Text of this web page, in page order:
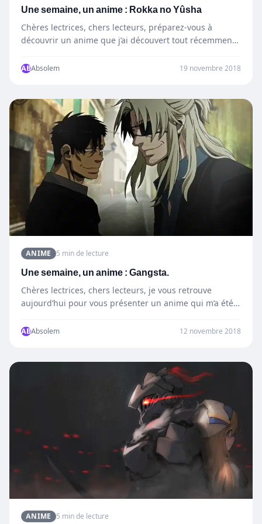
Une semaine, un anime : Rokka no Yûsha
Chères lectrices, chers lecteurs, préparez-vous à
découvrir un anime que j’ai découvert tout récemment :
ABAbsolem 19 novembre 2018
ANIME 5 min de lecture
Une semaine, un anime : Gangsta.
Chères lectrices, chers lecteurs, je vous retrouve
aujourd’hui pour vous présenter un anime qui m’a été
ABAbsolem 12 novembre 2018
ANIME 5 min de lecture